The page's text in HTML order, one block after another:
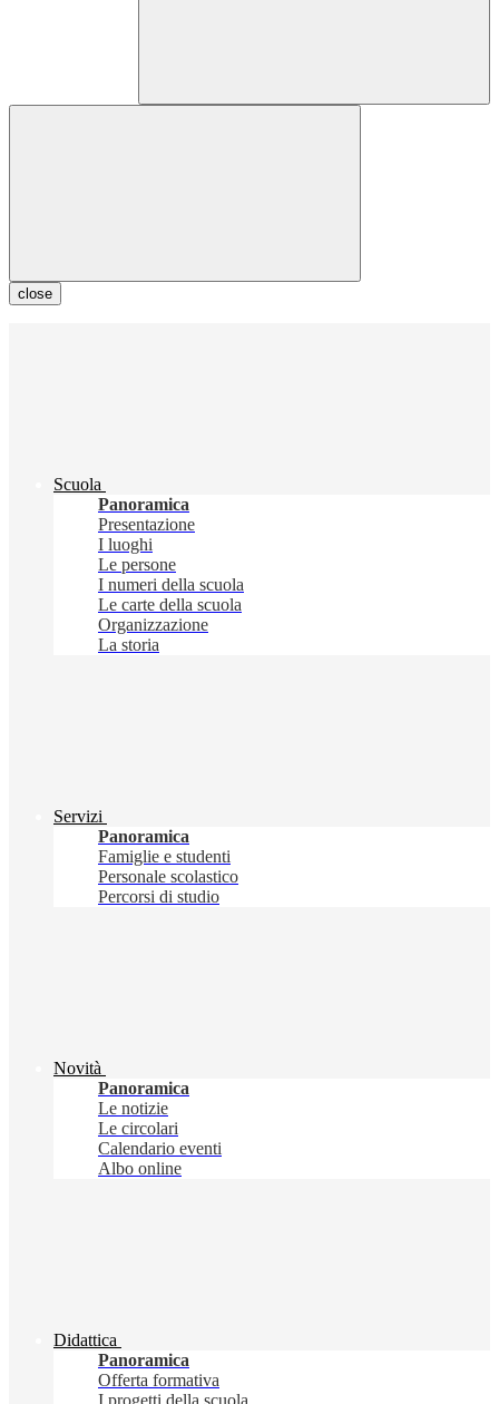
close
Scuola
Panoramica
Presentazione
I luoghi
Le persone
I numeri della scuola
Le carte della scuola
Organizzazione
La storia
Servizi
Panoramica
Famiglie e studenti
Personale scolastico
Percorsi di studio
Novità
Panoramica
Le notizie
Le circolari
Calendario eventi
Albo online
Didattica
Panoramica
Offerta formativa